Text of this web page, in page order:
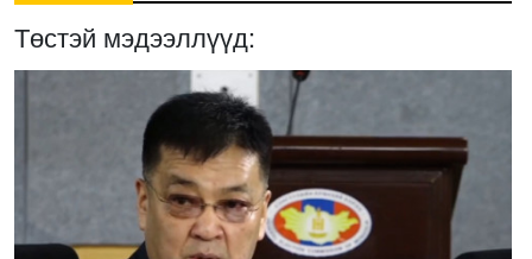
Төстэй мэдээллүүд: